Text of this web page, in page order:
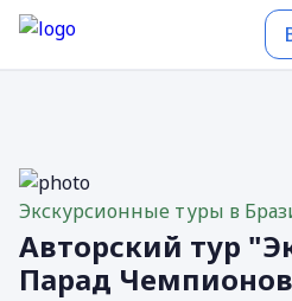
Экскурсионные туры в
Авторский тур
Парад